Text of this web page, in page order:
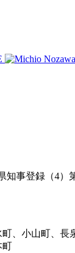
知事登録（4）
、小山町、
町